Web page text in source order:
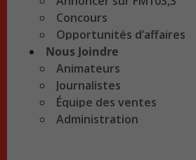
Concours
Opportunités d’affaires
Nous Joindre
Animateurs
Journalistes
Équipe des ventes
Administration